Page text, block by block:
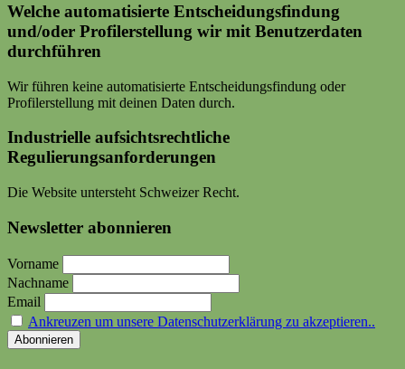
Welche automatisierte Entscheidungsfindung
und/oder Profilerstellung wir mit Benutzerdaten
durchführen
Wir führen keine automatisierte Entscheidungsfindung oder
Profilerstellung mit deinen Daten durch.
Industrielle aufsichtsrechtliche
Regulierungsanforderungen
Die Website untersteht Schweizer Recht.
Newsletter abonnieren
Vorname
Nachname
Email
Ankreuzen um unsere Datenschutzerklärung zu akzeptieren..